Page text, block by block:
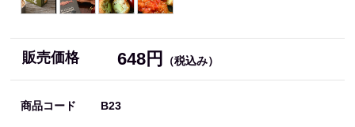
販売価格 648円 （税込み）
商品コード B23